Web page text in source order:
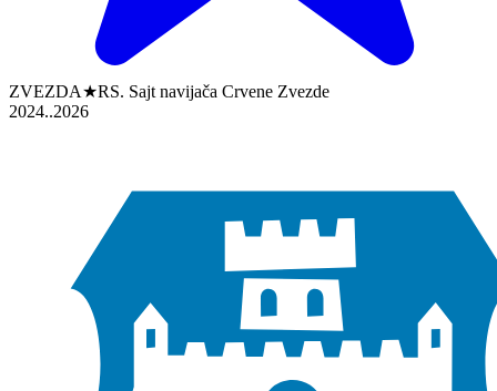
ZVEZDA★RS. Sajt navijača Crvene Zvezde
2024..2026